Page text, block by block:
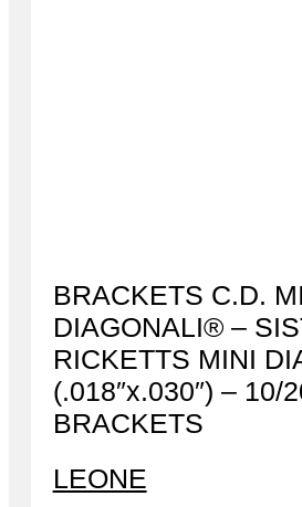
BRACKETS C.D.
DIAGONALI® –
RICKETTS MINI
(.018″x.030″) – 10/
BRACKETS
LEONE